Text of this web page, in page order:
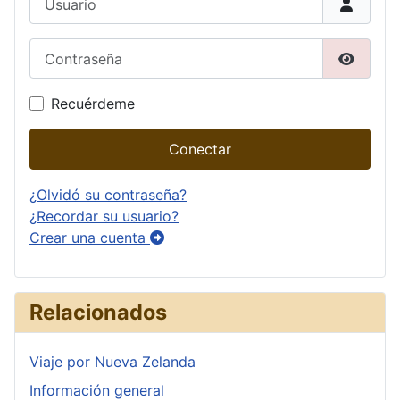
Recuérdeme
Conectar
¿Olvidó su contraseña?
¿Recordar su usuario?
Crear una cuenta
Relacionados
Viaje por Nueva Zelanda
Información general